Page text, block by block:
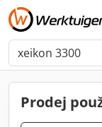
Prodej